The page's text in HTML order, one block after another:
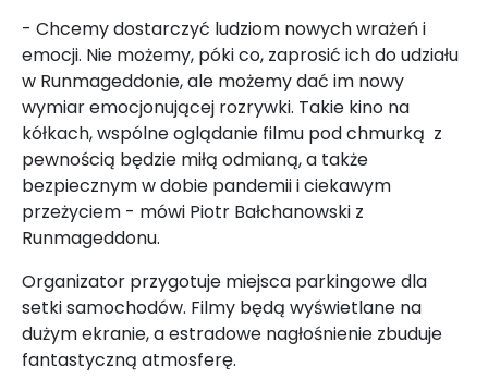
- Chcemy dostarczyć ludziom nowych wrażeń i
emocji. Nie możemy, póki co, zaprosić ich do udziału
w Runmageddonie, ale możemy dać im nowy
wymiar emocjonującej rozrywki. Takie kino na
kółkach, wspólne oglądanie filmu pod chmurką z
pewnością będzie miłą odmianą, a także
bezpiecznym w dobie pandemii i ciekawym
przeżyciem - mówi Piotr Bałchanowski z
Runmageddonu.
Organizator przygotuje miejsca parkingowe dla
setki samochodów. Filmy będą wyświetlane na
dużym ekranie, a estradowe nagłośnienie zbuduje
fantastyczną atmosferę.